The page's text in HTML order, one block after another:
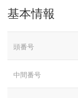
基本情報
頭番号
中間番号